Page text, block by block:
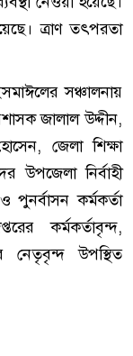
ত্রাণ তৎপরতা
সঞ্চালনায়
জালাল উদ্দীন,
জেলা শিক্ষা
উপজেলা নির্বাহী
পুনর্বাসন কর্মকর্তা
কর্মকর্তাবৃন্দ,
নেতৃবৃন্দ উপস্থিত